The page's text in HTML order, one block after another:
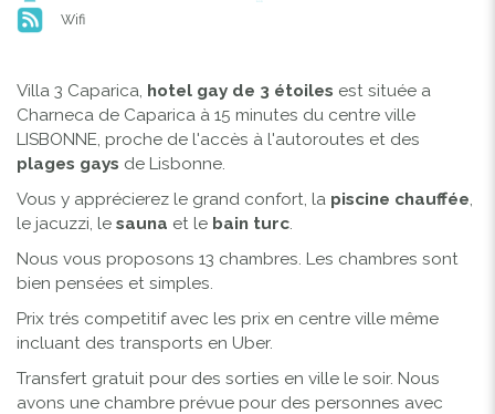
Wifi
Villa 3 Caparica, hotel gay de 3 étoiles est située a
Charneca de Caparica à 15 minutes du centre ville
LISBONNE, proche de l'accès à l'autoroutes et des
plages gays de Lisbonne.
Vous y apprécierez le grand confort, la piscine chauffée,
le jacuzzi, le sauna et le bain turc.
Nous vous proposons 13 chambres. Les chambres sont
bien pensées et simples.
Prix trés competitif avec les prix en centre ville même
incluant des transports en Uber.
Transfert gratuit pour des sorties en ville le soir. Nous
avons une chambre prévue pour des personnes avec